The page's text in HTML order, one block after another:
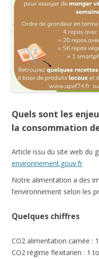
Quels sont les
la consommation
Article issu du site web du
environnement.gouv.fr
Notre alimentation a des
l’environnement selon les
Quelques chiffres
CO2 alimentation carnée :
CO2 régime flexitarien : 1